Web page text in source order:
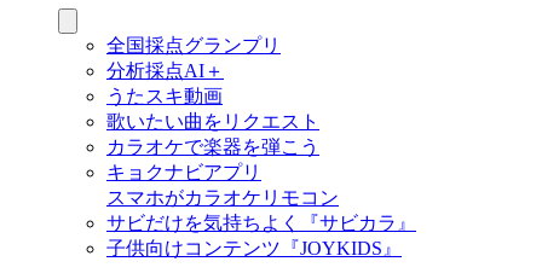
全国採点グランプリ
分析採点AI＋
うたスキ動画
歌いたい曲をリクエスト
カラオケで楽器を弾こう
キョクナビアプリ
スマホがカラオケリモコン
サビだけを気持ちよく『サビカラ』
子供向けコンテンツ『JOYKIDS』